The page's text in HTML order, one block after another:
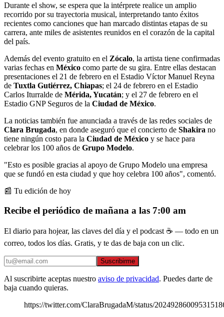
Durante el show, se espera que la intérprete realice un amplio
recorrido por su trayectoria musical, interpretando tanto éxitos
recientes como canciones que han marcado distintas etapas de su
carrera, ante miles de asistentes reunidos en el corazón de la capital
del país.
Además del evento gratuito en el Zócalo, la artista tiene confirmadas
varias fechas en México como parte de su gira. Entre ellas destacan
presentaciones el 21 de febrero en el Estadio Víctor Manuel Reyna
de Tuxtla Gutiérrez, Chiapas; el 24 de febrero en el Estadio
Carlos Iturralde de Mérida, Yucatán; y el 27 de febrero en el
Estadio GNP Seguros de la Ciudad de México.
La noticias también fue anunciada a través de las redes sociales de
Clara Brugada, en donde aseguró que el concierto de Shakira no
tiene ningún costo para la Ciudad de México y se hace para
celebrar los 100 años de Grupo Modelo.
"Esto es posible gracias al apoyo de Grupo Modelo una empresa
que se fundó en esta ciudad y que hoy celebra 100 años", comentó.
📰 Tu edición de hoy
Recibe el periódico de mañana a las 7:00 am
El diario para hojear, las claves del día y el podcast ☕ — todo en un
correo, todos los días. Gratis, y te das de baja con un clic.
Suscribirme
Al suscribirte aceptas nuestro aviso de privacidad. Puedes darte de
baja cuando quieras.
https://twitter.com/ClaraBrugadaM/status/